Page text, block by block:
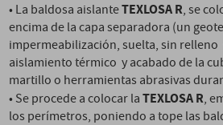
• La baldosa aislanteTEXLOSA R, se
encima de la capa separadora (un
impermeabilización, suelta, sin relleno
aislamiento térmico y acabado de la
martillo o herramientas abrasivas
• Se procede a colocar laTEXLOSA R,
los perímetros, poniendo a tope las